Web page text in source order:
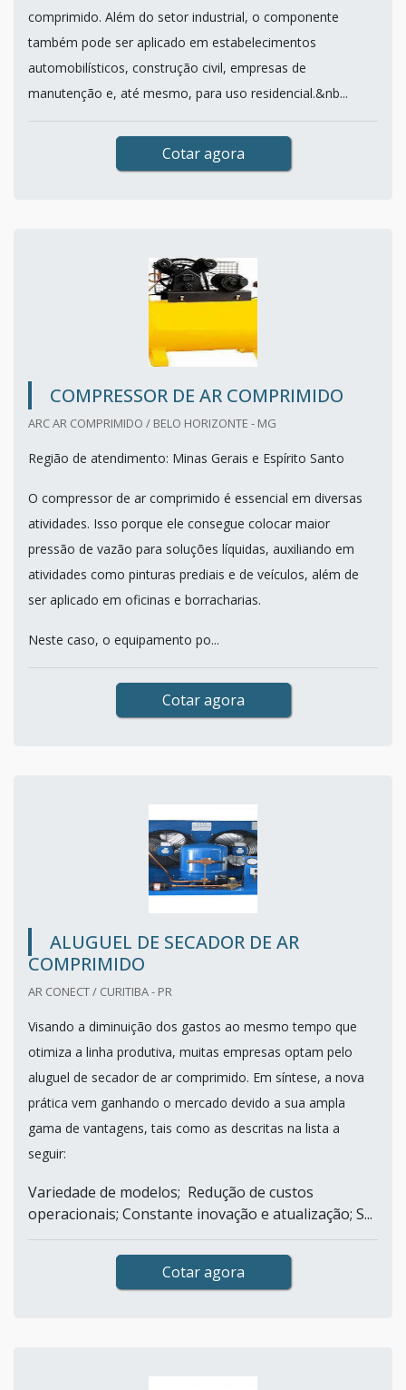
comprimido. Além do setor industrial, o componente
também pode ser aplicado em estabelecimentos
automobilísticos, construção civil, empresas de
manutenção e, até mesmo, para uso residencial.&nb...
Cotar agora
COMPRESSOR DE AR COMPRIMIDO
ARC AR COMPRIMIDO / BELO HORIZONTE - MG
Região de atendimento: Minas Gerais e Espírito Santo
O compressor de ar comprimido é essencial em diversas
atividades. Isso porque ele consegue colocar maior
pressão de vazão para soluções líquidas, auxiliando em
atividades como pinturas prediais e de veículos, além de
ser aplicado em oficinas e borracharias.
Neste caso, o equipamento po...
Cotar agora
ALUGUEL DE SECADOR DE AR
COMPRIMIDO
AR CONECT / CURITIBA - PR
Visando a diminuição dos gastos ao mesmo tempo que
otimiza a linha produtiva, muitas empresas optam pelo
aluguel de secador de ar comprimido. Em síntese, a nova
prática vem ganhando o mercado devido a sua ampla
gama de vantagens, tais como as descritas na lista a
seguir:
Variedade de modelos; Redução de custos
operacionais; Constante inovação e atualização; S...
Cotar agora